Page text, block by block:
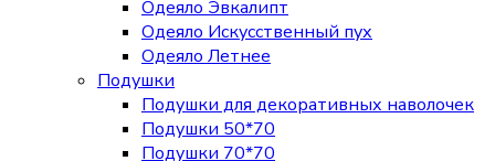
Одеяло Эвкалипт
Одеяло Искусственный пух
Одеяло Летнее
Подушки
Подушки для декоративных наволочек
Подушки 50*70
Подушки 70*70